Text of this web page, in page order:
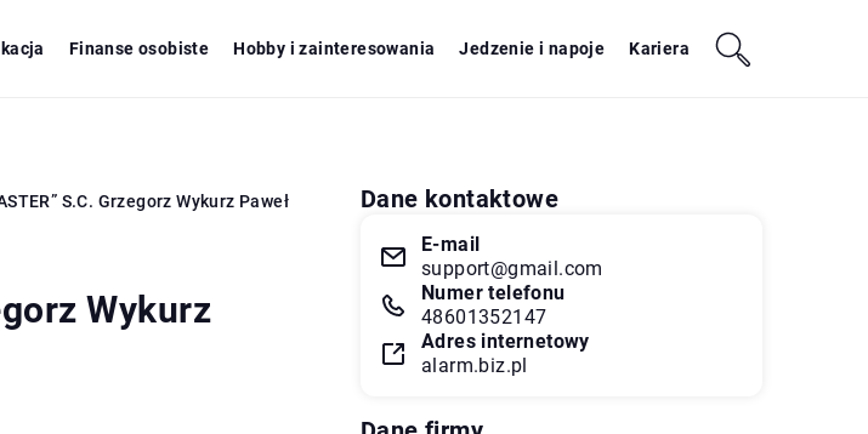
Finanse osobiste Hobby i zainteresowania Jedzenie i napoje Kariera
S.C. Grzegorz Wykurz Paweł
Wykurz
Dane kontaktowe
E-mail
support@gmail.com
Numer telefonu
48601352147
Adres internetowy
alarm.biz.pl